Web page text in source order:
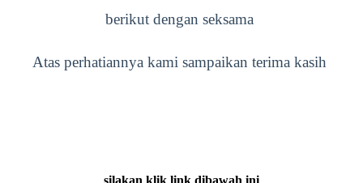
berikut dengan seksama
Atas perhatiannya kami sampaikan terima kasih